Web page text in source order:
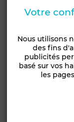
Sécurité
Cuisine équipée
Voir plus de
Votre
Nous utilisons
des fins
publicités
basé sur vos
les